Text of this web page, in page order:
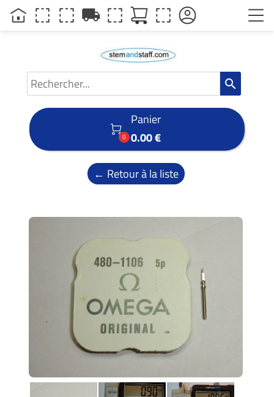
search

0
Panier
0.00 €
← Retour à la liste
local_shipping